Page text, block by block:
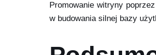
Promowanie witryny
w budowania silnej bazy